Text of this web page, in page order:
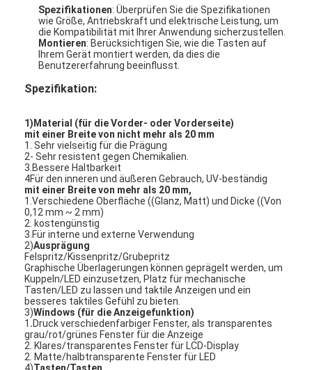
Zu Hause
Produkte
Videos
VR-Show
Spezifikationen: Überprüfen Sie die Spezifikationen
wie Größe, Antriebskraft und elektrische Leistung, um
die Kompatibilität mit Ihrer Anwendung sicherzustellen.
Montieren: Berücksichtigen Sie, wie die Tasten auf
Ihrem Gerät montiert werden, da dies die
Benutzererfahrung beeinflusst.
Spezifikation:
1)Material (für die Vorder- oder Vorderseite)
mit einer Breite von nicht mehr als 20 mm
1. Sehr vielseitig für die Prägung
2- Sehr resistent gegen Chemikalien.
3.Bessere Haltbarkeit
4Für den inneren und äußeren Gebrauch, UV-beständig
mit einer Breite von mehr als 20 mm,
1.Verschiedene Oberfläche ((Glanz, Matt) und Dicke ((Von
0,12 mm ~ 2 mm)
2. kostengünstig
3.Für interne und externe Verwendung
2)Ausprägung
Felspritz/Kissenpritz/Grubepritz
Graphische Überlagerungen können geprägelt werden, um
Kuppeln/LED einzusetzen, Platz für mechanische
Tasten/LED zu lassen und taktile Anzeigen und ein
besseres taktiles Gefühl zu bieten.
3)Windows (für die Anzeigefunktion)
1 .Druck verschiedenfarbiger Fenster, als transparentes
grau/rot/grünes Fenster für die Anzeige
2. Klares/transparentes Fenster für LCD-Display
2. Matte/halbtransparente Fenster für LED